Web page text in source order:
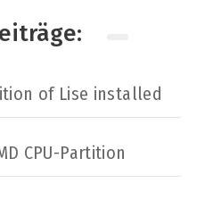
of Lise installed
CPU-Partition